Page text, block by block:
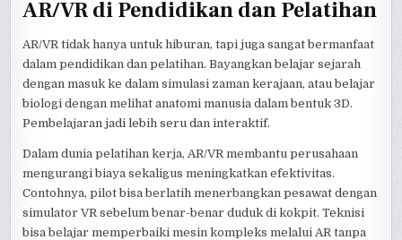
AR/VR di Pendidikan dan Pelatihan
AR/VR tidak hanya untuk hiburan, tapi juga sangat bermanfaat
dalam pendidikan dan pelatihan. Bayangkan belajar sejarah
dengan masuk ke dalam simulasi zaman kerajaan, atau belajar
biologi dengan melihat anatomi manusia dalam bentuk 3D.
Pembelajaran jadi lebih seru dan interaktif.
Dalam dunia pelatihan kerja, AR/VR membantu perusahaan
mengurangi biaya sekaligus meningkatkan efektivitas.
Contohnya, pilot bisa berlatih menerbangkan pesawat dengan
simulator VR sebelum benar-benar duduk di kokpit. Teknisi
bisa belajar memperbaiki mesin kompleks melalui AR tanpa